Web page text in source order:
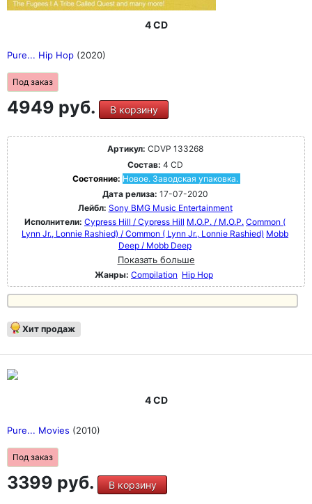
4 CD
Pure... Hip Hop (2020)
Под заказ
4949 руб. В корзину
Артикул: CDVP 133268
Состав: 4 CD
Состояние: Новое. Заводская упаковка.
Дата релиза: 17-07-2020
Лейбл: Sony BMG Music Entertainment
Исполнители: Cypress Hill / Cypress Hill M.O.P. / M.O.P. Common (
Lynn Jr., Lonnie Rashied) / Common ( Lynn Jr., Lonnie Rashied) Mobb
Deep / Mobb Deep
Показать больше
Жанры: Compilation Hip Hop
Хит продаж
4 CD
Pure... Movies (2010)
Под заказ
3399 руб. В корзину